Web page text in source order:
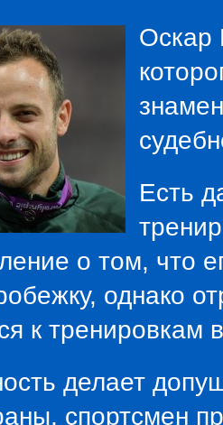
Оскар
Есть
о том, что
однако
к тренировкам
делает
спортсмен